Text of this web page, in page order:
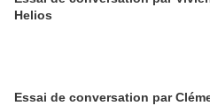
Helios
Essai de conversation par